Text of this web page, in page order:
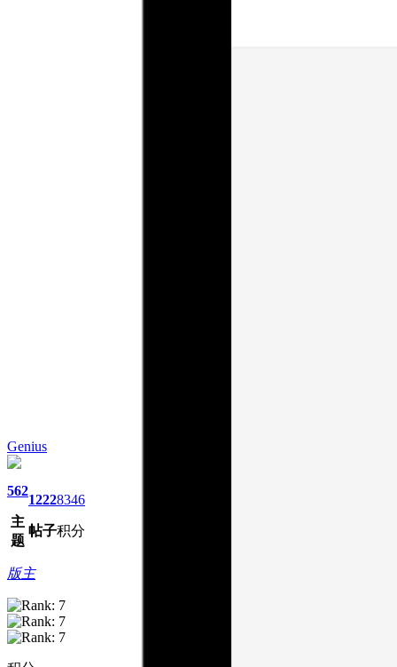
Genius
562
主
题
1222
帖子
8346
积分
版主